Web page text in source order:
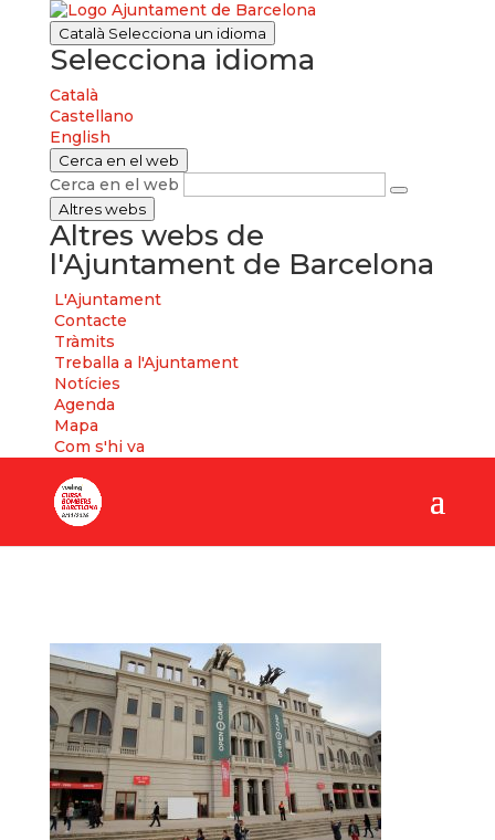
Català Selecciona un idioma
Selecciona idioma
Català
Castellano
English
Cerca en el web
Cerca en el web
Altres webs
Altres webs de
l'Ajuntament de Barcelona
L'Ajuntament
Contacte
Tràmits
Treballa a l'Ajuntament
Notícies
Agenda
Mapa
Com s'hi va